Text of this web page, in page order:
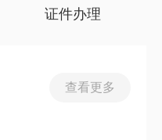
证件办理
查看更多